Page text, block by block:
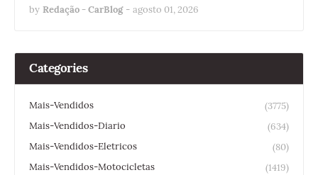
by Redação - CarBlog - agosto 01, 2026
Categories
Mais-Vendidos
(3775)
Mais-Vendidos-Diario
(634)
Mais-Vendidos-Eletricos
(80)
Mais-Vendidos-Motocicletas
(1419)